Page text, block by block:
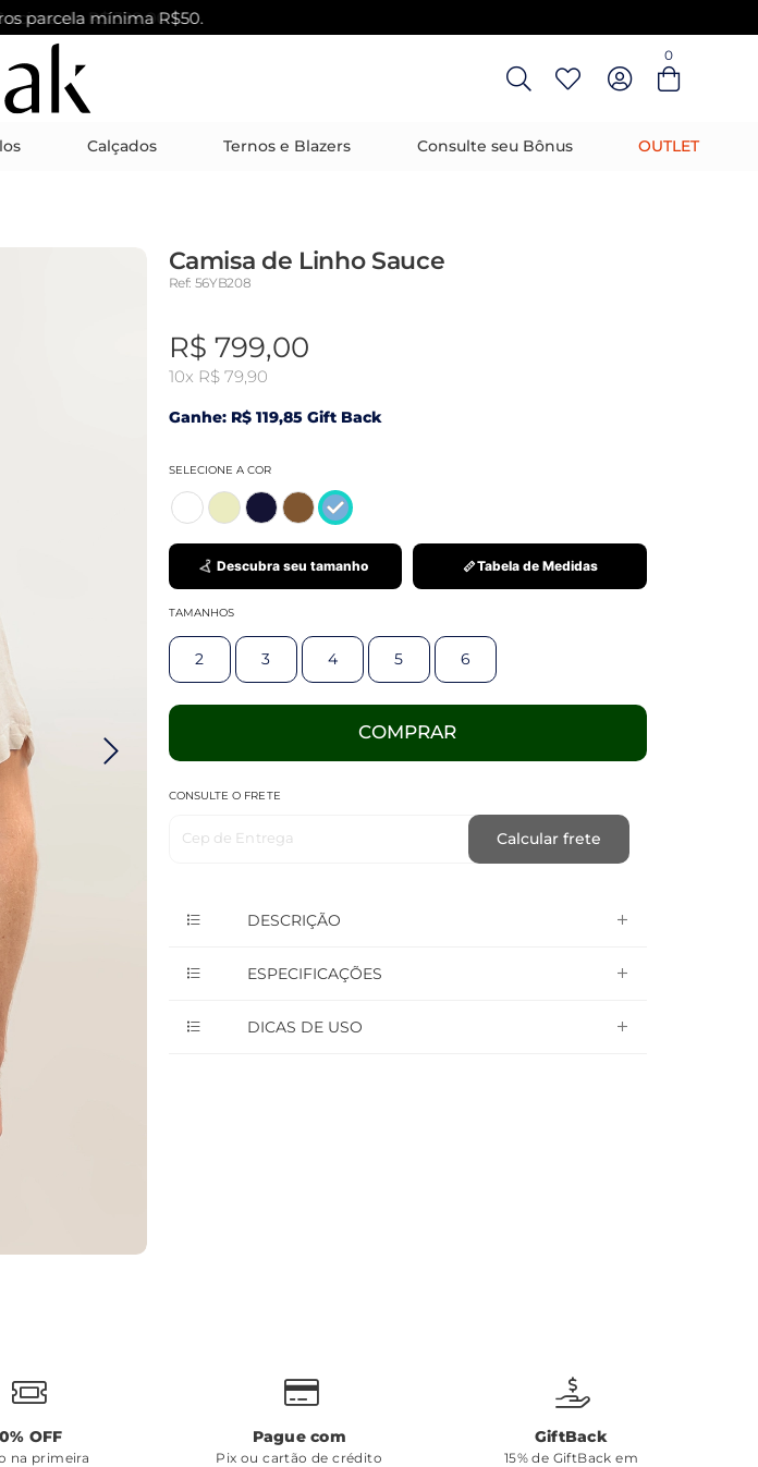
Entre com email ou cpf/cnpj
parcela mínima R$50.
0
Calçados Ternos e Blazers Consulte seu Bônus OUTLET
Camisa de Linho Sauce
Ref: 56YB208
R$ 799,00
10x R$ 79,90
Ganhe: R$ 119,85 Gift Back
SELECIONE A COR
Descubra seu tamanho Tabela de Medidas
TAMANHOS
2 3 4 5 6
COMPRAR
CONSULTE O FRETE
Cep de Entrega Calcular frete
DESCRIÇÃO
ESPECIFICAÇÕES
DICAS DE USO
OFF
na primeira
Pague com
Pix ou cartão de crédito
GiftBack
15% de GiftBack em